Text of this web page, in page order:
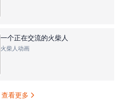
一个正在交流的火柴人
火柴人动画
查看更多